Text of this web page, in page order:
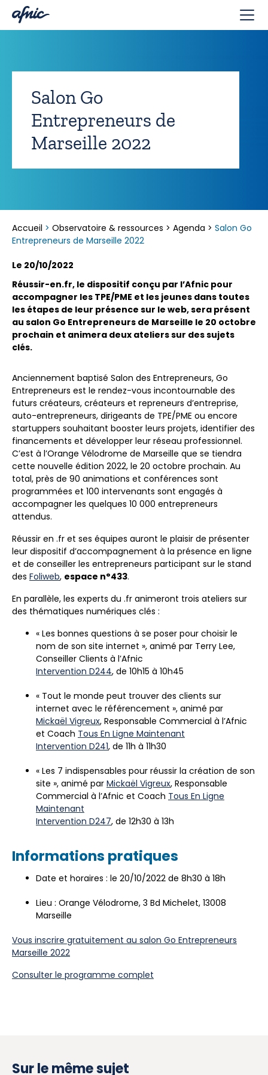
Salon Go
Entrepreneurs de
Marseille 2022
Accueil > Observatoire & ressources > Agenda > Salon Go
Entrepreneurs de Marseille 2022
Le 20/10/2022
Réussir-en.fr, le dispositif conçu par l’Afnic pour
accompagner les TPE/PME et les jeunes dans toutes
les étapes de leur présence sur le web, sera présent
au salon Go Entrepreneurs de Marseille le 20 octobre
prochain et animera deux ateliers sur des sujets
clés.
Anciennement baptisé Salon des Entrepreneurs, Go
Entrepreneurs est le rendez-vous incontournable des
futurs créateurs, créateurs et repreneurs d’entreprise,
auto-entrepreneurs, dirigeants de TPE/PME ou encore
startuppers souhaitant booster leurs projets, identifier des
financements et développer leur réseau professionnel.
C’est à l’Orange Vélodrome de Marseille que se tiendra
cette nouvelle édition 2022, le 20 octobre prochain. Au
total, près de 90 animations et conférences sont
programmées et 100 intervenants sont engagés à
accompagner les quelques 10 000 entrepreneurs
attendus.
Réussir en .fr et ses équipes auront le plaisir de présenter
leur dispositif d’accompagnement à la présence en ligne
et de conseiller les entrepreneurs participant sur le stand
des Foliweb, espace n°433.
En parallèle, les experts du .fr animeront trois ateliers sur
des thématiques numériques clés :
« Les bonnes questions à se poser pour choisir le
nom de son site internet », animé par Terry Lee,
Conseiller Clients à l’Afnic
Intervention D244, de 10h15 à 10h45
« Tout le monde peut trouver des clients sur
internet avec le référencement », animé par
Mickaël Vigreux, Responsable Commercial à l’Afnic
et Coach Tous En Ligne Maintenant
Intervention D241, de 11h à 11h30
« Les 7 indispensables pour réussir la création de son
site », animé par Mickaël Vigreux, Responsable
Commercial à l’Afnic et Coach Tous En Ligne
Maintenant
Intervention D247, de 12h30 à 13h
Informations pratiques
Date et horaires : le 20/10/2022 de 8h30 à 18h
Lieu : Orange Vélodrome, 3 Bd Michelet, 13008
Marseille
Vous inscrire gratuitement au salon Go Entrepreneurs
Marseille 2022
Consulter le programme complet
Sur le même sujet
Panneau de gestion des cookies